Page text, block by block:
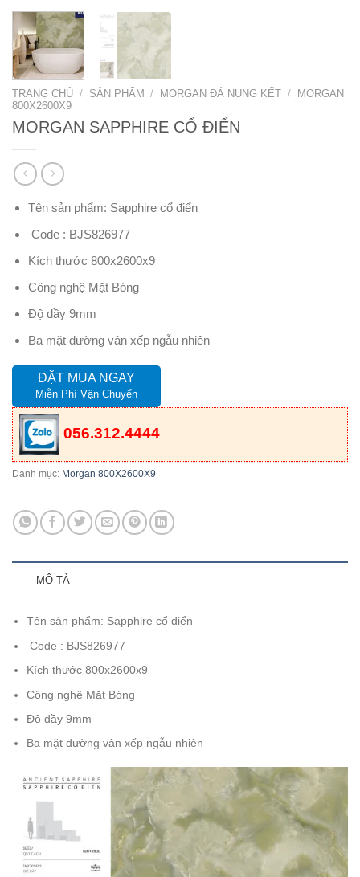
TRANG CHỦ / SẢN PHẨM / MORGAN ĐÁ NUNG KẾT / MORGAN
800X2600X9
MORGAN SAPPHIRE CỔ ĐIỂN
Tên sản phẩm: Sapphire cổ điển
Code : BJS826977
Kích thước 800x2600x9
Công nghệ Mặt Bóng
Độ dầy 9mm
Ba mặt đường vân xếp ngẫu nhiên
ĐẶT MUA NGAY
Miễn Phí Vận Chuyển
056.312.4444
Danh mục: Morgan 800X2600X9
MÔ TẢ
Tên sản phẩm: Sapphire cổ điển
Code : BJS826977
Kích thước 800x2600x9
Công nghệ Mặt Bóng
Độ dầy 9mm
Ba mặt đường vân xếp ngẫu nhiên